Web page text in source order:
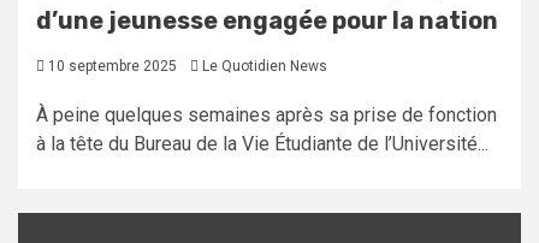
d’une jeunesse engagée pour la nation
10 septembre 2025 Le Quotidien News
À peine quelques semaines après sa prise de fonction
à la tête du Bureau de la Vie Étudiante de l’Université...